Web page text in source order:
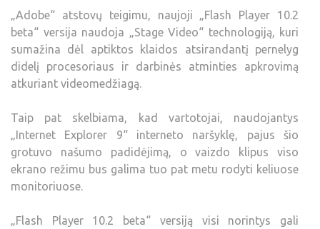
„Adobe“ atstovų teigimu, naujoji „Flash Player 10.2
beta“ versija naudoja „Stage Video“ technologiją, kuri
sumažina dėl aptiktos klaidos atsirandantį pernelyg
didelį procesoriaus ir darbinės atminties apkrovimą
atkuriant videomedžiagą.
Taip pat skelbiama, kad vartotojai, naudojantys
„Internet Explorer 9“ interneto naršyklę, pajus šio
grotuvo našumo padidėjimą, o vaizdo klipus viso
ekrano režimu bus galima tuo pat metu rodyti keliuose
monitoriuose.
„Flash Player 10.2 beta“ versiją visi norintys gali